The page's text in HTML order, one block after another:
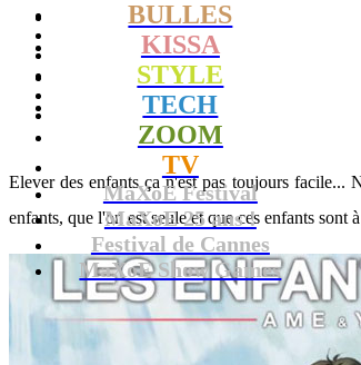
BULLES
KISSA
STYLE
TECH
ZOOM
TV
MaXoE Festival
MaXoE 25 ans !
Festival de Cannes
MaXoE Show Games
Elever des enfants ça n'est pas toujours facile...
enfants, que l'on est seule et que ces enfants